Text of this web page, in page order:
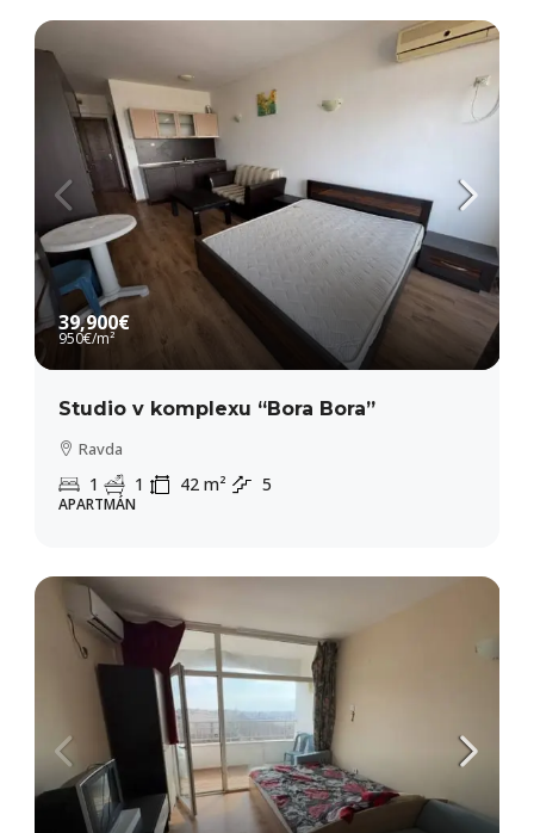
39,900€
950€/m²
Studio v komplexu “Bora Bora”
Ravda
1 1 42 m² 5
APARTMÁN